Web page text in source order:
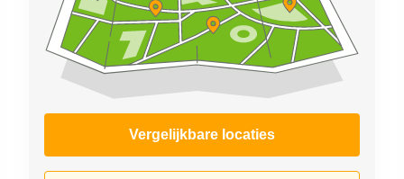
Hengelo
Bedrijfsruimte
Huren in
Nijmegen
Vergelijkbare locaties